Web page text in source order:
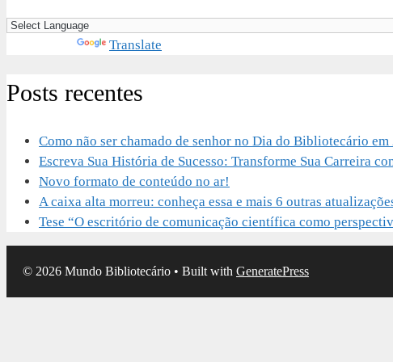
Translate
Posts recentes
Como não ser chamado de senhor no Dia do Bibliotecário em
Escreva Sua História de Sucesso: Transforme Sua Carreira
Novo formato de conteúdo no ar!
A caixa alta morreu: conheça essa e mais 6 outras
Tese “O escritório de comunicação científica como
© 2026 Mundo Bibliotecário • Built with GeneratePress